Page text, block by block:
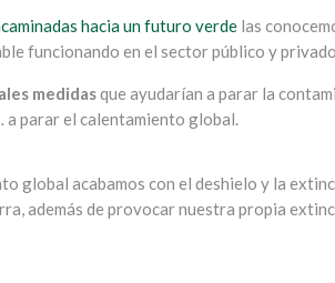
hacia un futuro verde las
funcionando en el sector público y
medidasque ayudarían a parar la
parar el calentamiento global.
global acabamos con el deshielo y la
además de provocar nuestra propia